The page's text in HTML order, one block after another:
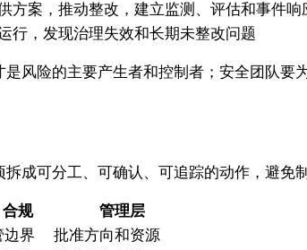
方案，推动整改，建立监测、评估和事件响
行，发现治理失效和长期未整改问题
风险的主要产生者和控制者；安全团队要
成可分工、可确认、可追踪的动作，避免
规
管理层
边界
批准方向和资源